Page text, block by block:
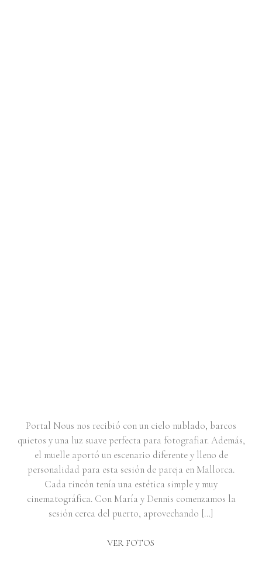
VER FOTOS
Portal Nous nos recibió con un cielo nublado, barcos
quietos y una luz suave perfecta para fotografiar. Además,
el muelle aportó un escenario diferente y lleno de
personalidad para esta sesión de pareja en Mallorca.
Cada rincón tenía una estética simple y muy
cinematográfica. Con María y Dennis comenzamos la
sesión cerca del puerto, aprovechando […]